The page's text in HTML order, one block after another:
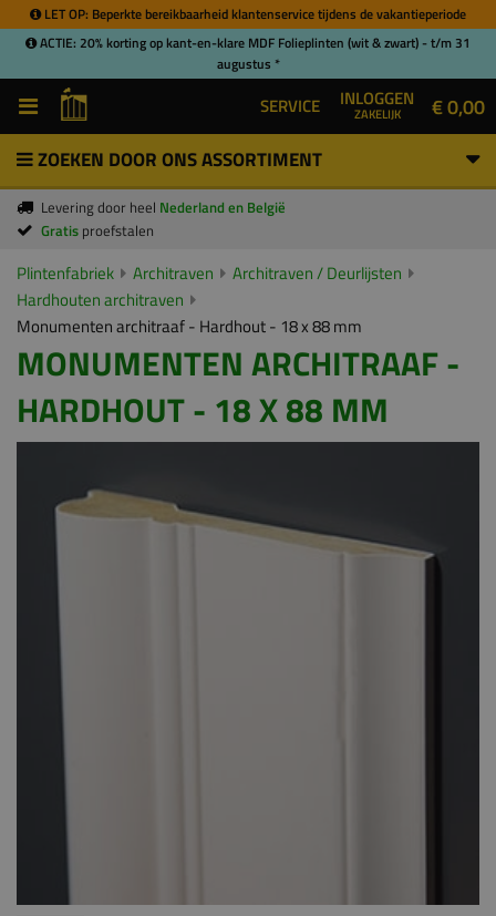
LET OP: Beperkte bereikbaarheid klantenservice tijdens de vakantieperiode
ACTIE: 20% korting op kant-en-klare MDF Folieplinten (wit & zwart) - t/m 31
augustus *
SERVICE INLOGGEN
ZAKELIJK € 0,00
ZOEKEN DOOR ONS ASSORTIMENT
Levering door heel Nederland en België
Gratis proefstalen
Plintenfabriek Architraven
Architraven / Deurlijsten
Hardhouten architraven
Monumenten architraaf - Hardhout - 18 x 88 mm
MONUMENTEN ARCHITRAAF -
HARDHOUT - 18 X 88 MM